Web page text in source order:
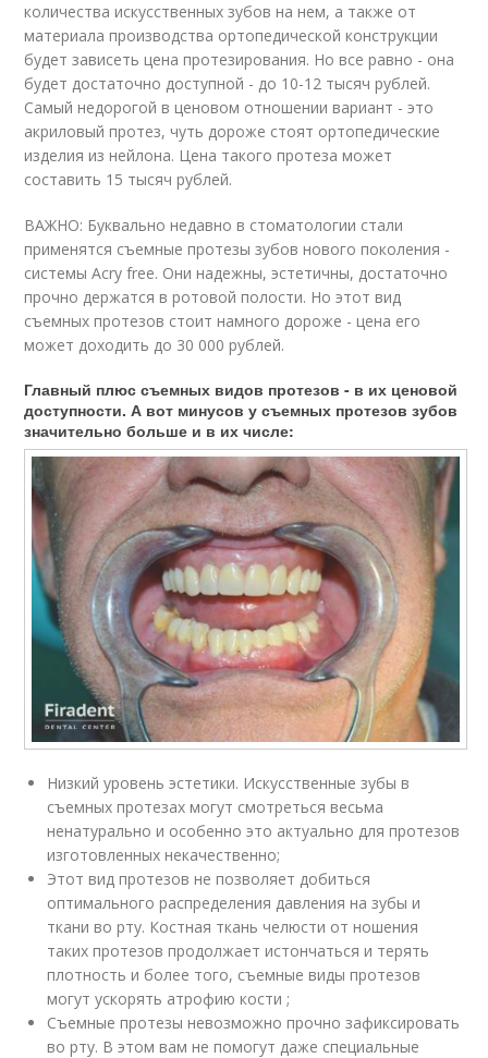
количества искусственных зубов на нем, а также от
материала производства ортопедической конструкции
будет зависеть цена протезирования. Но все равно - она
будет достаточно доступной - до 10-12 тысяч рублей.
Самый недорогой в ценовом отношении вариант - это
акриловый протез, чуть дороже стоят ортопедические
изделия из нейлона. Цена такого протеза может
составить 15 тысяч рублей.
ВАЖНО: Буквально недавно в стоматологии стали
применятся съемные протезы зубов нового поколения -
системы Acry free. Они надежны, эстетичны, достаточно
прочно держатся в ротовой полости. Но этот вид
съемных протезов стоит намного дороже - цена его
может доходить до 30 000 рублей.
Главный плюс съемных видов протезов - в их ценовой
доступности. А вот минусов у съемных протезов зубов
значительно больше и в их числе:
Низкий уровень эстетики. Искусственные зубы в
съемных протезах могут смотреться весьма
ненатурально и особенно это актуально для протезов
изготовленных некачественно;
Этот вид протезов не позволяет добиться
оптимального распределения давления на зубы и
ткани во рту. Костная ткань челюсти от ношения
таких протезов продолжает истончаться и терять
плотность и более того, съемные виды протезов
могут ускорять атрофию кости ;
Съемные протезы невозможно прочно зафиксировать
во рту. В этом вам не помогут даже специальные